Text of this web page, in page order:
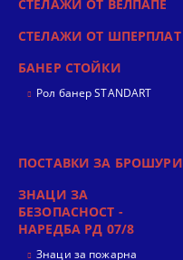
СТЕЛАЖИ ОТ ВЕЛПАПЕ
СТЕЛАЖИ ОТ ШПЕРПЛАТ
БАНЕР СТОЙКИ
Рол банер STANDART
ПОСТАВКИ ЗА БРОШУРИ
ЗНАЦИ ЗА
БЕЗОПАСНОСТ -
НАРЕДБА РД 07/8
Знаци за пожарна